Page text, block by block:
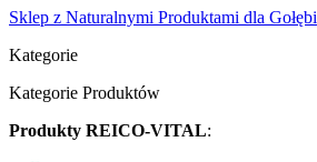
Sklep z Naturalnymi Produktami dla Gołębi
Kategorie
Kategorie Produktów
Produkty REICO-VITAL: